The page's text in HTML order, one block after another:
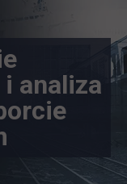
analiza